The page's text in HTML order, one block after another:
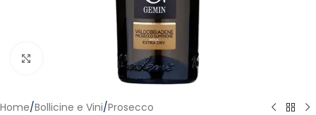
Clicca per ingrandire
Home/Bollicine e Vini/Prosecco